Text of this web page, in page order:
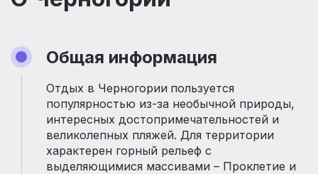
Общая информация
Отдых в Черногории пользуется
популярностью из-за необычной природы,
интересных достопримечательностей и
великолепных пляжей. Для территории
характерен горный рельеф с
выделяющимися массивами – Проклетие и